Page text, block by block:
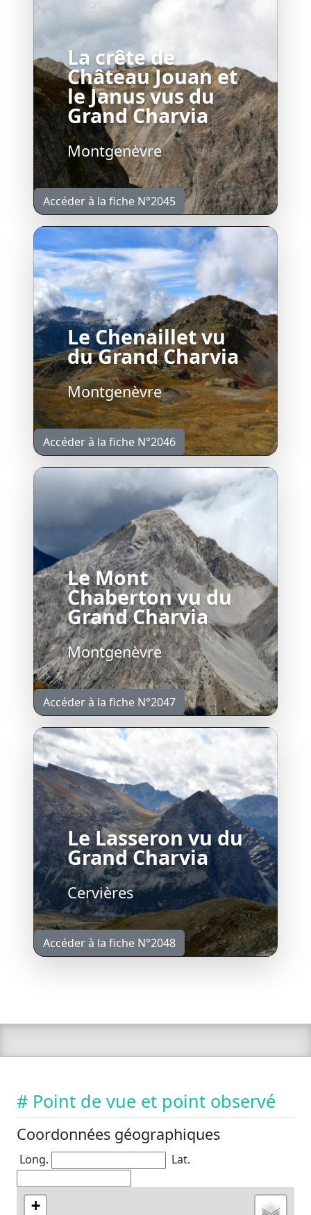
La crête de
Château Jouan et
le Janus vus du
Grand Charvia
Montgenèvre
Accéder à la fiche N°2045
Le Chenaillet vu
du Grand Charvia
Montgenèvre
Accéder à la fiche N°2046
Le Mont
Chaberton vu du
Grand Charvia
Montgenèvre
Accéder à la fiche N°2047
Le Lasseron vu du
Grand Charvia
Cervières
Accéder à la fiche N°2048
# Point de vue et point observé
Coordonnées géographiques
Long. Lat.
+